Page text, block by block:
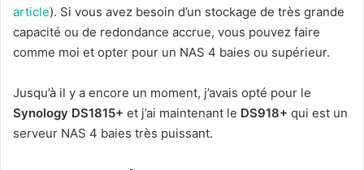
article). Si vous avez besoin d’un stockage de très grande
capacité ou de redondance accrue, vous pouvez faire
comme moi et opter pour un NAS 4 baies ou supérieur.
Jusqu’à il y a encore un moment, j’avais opté pour le
Synology DS1815+ et j’ai maintenant le DS918+ qui est un
serveur NAS 4 baies très puissant.